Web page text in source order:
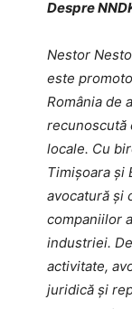
Despre
Nestor
este
România de
recunoscută
locale. Cu
Timişoara și
avocatură și
companiilor
industriei.
activitate,
juridică și